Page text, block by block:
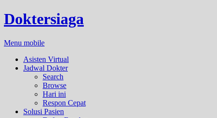
Doktersiaga
Menu mobile
Asisten Virtual
Jadwal Dokter
Search
Browse
Hari ini
Respon Cepat
Solusi Pasien